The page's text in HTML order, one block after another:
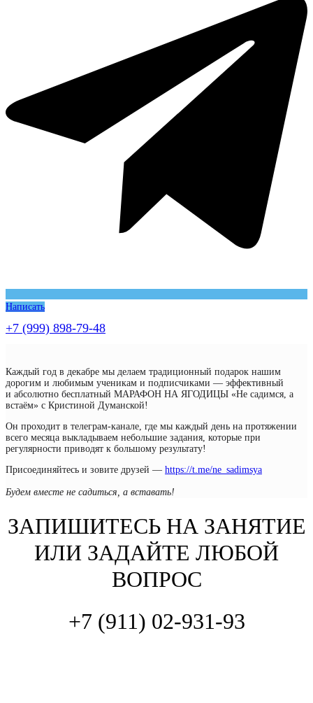
Написать
+7 (999) 898-79-48
Каждый год в декабре мы делаем традиционный подарок нашим
дорогим и любимым ученикам и подписчиками — эффективный
и абсолютно бесплатный МАРАФОН НА ЯГОДИЦЫ «Не садимся, а
встаём» с Кристиной Думанской!
Он проходит в телеграм-канале, где мы каждый день на протяжении
всего месяца выкладываем небольшие задания, которые при
регулярности приводят к большому результату!
Присоединяйтесь и зовите друзей — https://t.me/ne_sadimsya
Будем вместе не садиться, а вставать!
ЗАПИШИТЕСЬ НА ЗАНЯТИЕ
ИЛИ ЗАДАЙТЕ ЛЮБОЙ
ВОПРОС
+7 (911) 02-931-93